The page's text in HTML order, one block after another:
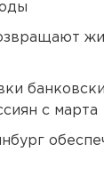
с марта